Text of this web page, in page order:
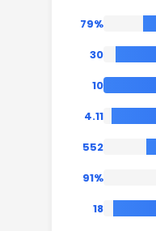
79%
30
10
4.11
552
91%
18